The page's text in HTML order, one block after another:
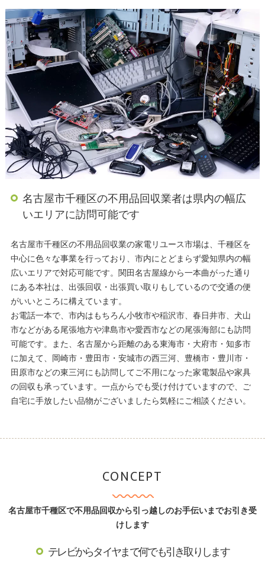
名古屋市千種区の不用品回収業者は県内の幅広
いエリアに訪問可能です
名古屋市千種区の不用品回収業の家電リユース市場は、千種区を
中心に色々な事業を行っており、市内にとどまらず愛知県内の幅
広いエリアで対応可能です。関田名古屋線から一本曲がった通り
にある本社は、出張回収・出張買い取りもしているので交通の便
がいいところに構えています。
お電話一本で、市内はもちろん小牧市や稲沢市、春日井市、犬山
市などがある尾張地方や津島市や愛西市などの尾張海部にも訪問
可能です。また、名古屋から距離のある東海市・大府市・知多市
に加えて、岡崎市・豊田市・安城市の西三河、豊橋市・豊川市・
田原市などの東三河にも訪問してご不用になった家電製品や家具
の回収も承っています。一点からでも受け付けていますので、ご
自宅に手放したい品物がございましたら気軽にご相談ください。
名古屋市千種区で不用品回収から引っ越しのお手伝いまでお引き受
けします
CONCEPT
テレビからタイヤまで何でも引き取りします